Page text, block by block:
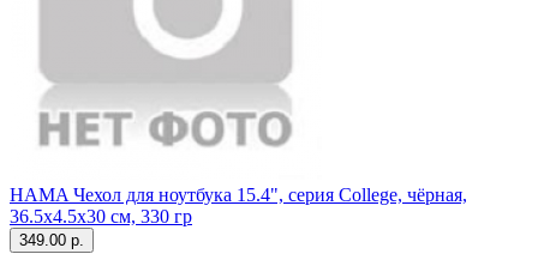
HAMA Чехол для ноутбука 15.4", серия College, чёрная,
36.5x4.5x30 см, 330 гр
349.00 р.